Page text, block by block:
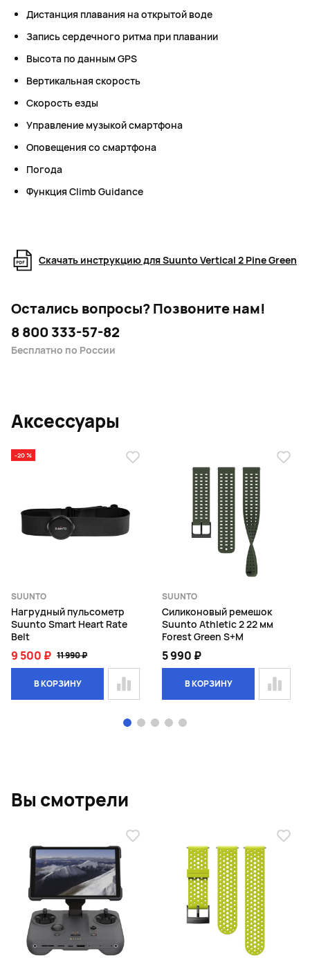
Дистанция плавания на открытой воде
Запись сердечного ритма при плавании
Высота по данным GPS
Вертикальная скорость
Скорость езды
Управление музыкой смартфона
Оповещения со смартфона
Погода
Функция Climb Guidance
Скачать инструкцию для Suunto Vertical 2 Pine Green
Остались вопросы?Позвоните нам!
8 800 333-57-82
Бесплатно по России
Аксессуары
-20 %
SUUNTO
Нагрудный пульсометр
Suunto Smart Heart Rate
Belt
9 500 ₽ 11 990 ₽
В КОРЗИНУ
SUUNTO
Силиконовый ремешок
Suunto Athletic 2 22 мм
Forest Green S+M
5 990 ₽
В КОРЗИНУ
Вы смотрели